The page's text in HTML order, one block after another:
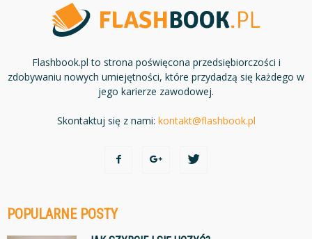
Flashbook.pl to strona poświęcona przedsiębiorczości i
zdobywaniu nowych umiejętności, które przydadzą się każdego w
jego karierze zawodowej.
Skontaktuj się z nami: kontakt@flashbook.pl
POPULARNE POSTY